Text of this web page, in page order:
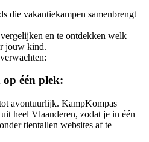
die vakantiekampen samenbrengt
en te ontdekken welk
jouw kind.
één plek:
avontuurlijk. KampKompas
heel Vlaanderen, zodat je in één
tientallen websites af te